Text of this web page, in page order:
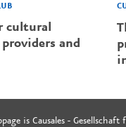
cultural
and
is Causales -